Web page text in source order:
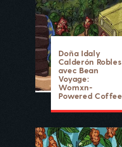
Doña Idaly
Calderón Robles
avec Bean
Voyage:
Womxn-
Powered Coffee